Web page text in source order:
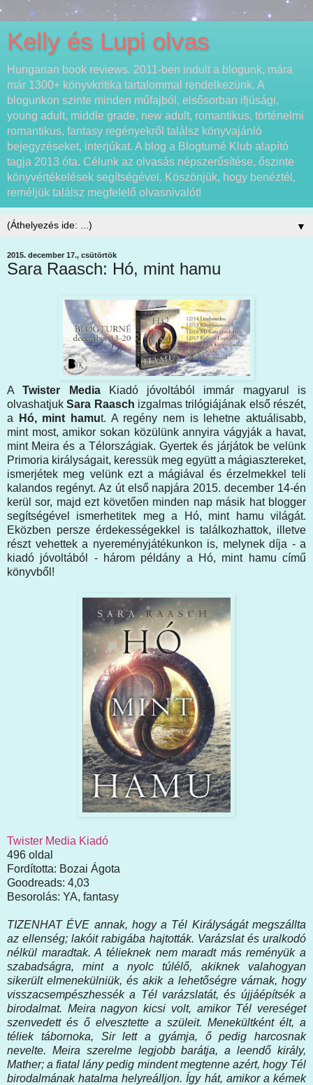
Kelly és Lupi olvas
Hungarian book reviews. 2011-ben indult a blogunk, mára
már 1300+ könyvkritika tartalommal rendelkezünk. A
blogunkon szinte minden műfajból, elsősorban ifjúsági,
young adult, middle grade, new adult, romantikus, történelmi
romantikus, fantasy regényekről találsz könyvajánló
bejegyzéseket, interjúkat. A blog a Blogturné Klub alapító
tagja 2013 óta. Célunk az olvasás népszerűsítése, őszinte
könyvértékelések segítségével. Köszönjük, hogy benéztél,
reméljük találsz megfelelő olvasnivalót!
▼
2015. december 17., csütörtök
Sara Raasch: Hó, mint hamu
ATwister Media
Kiadó jóvoltából immár magyarul is
olvashatjukSara Raasch izgalmas trilógiájának első részét,
a
Hó, mint hamut. A regény nem is lehetne aktuálisabb,
mint most, amikor sokan közülünk annyira vágyják a havat,
mint Meira és a Télországiak. Gyertek és járjátok be velünk
Primoria királyságait, keressük meg együtt a mágiasztereket,
ismerjétek meg velünk ezt a mágiával és érzelmekkel teli
kalandos regényt. Az út első napjára 2015. december 14-én
kerül sor, majd ezt követően minden nap másik hat blogger
segítségével ismerhetitek meg a Hó, mint hamu világát.
Eközben persze érdekességekkel is találkozhattok, illetve
részt vehettek a nyereményjátékunkon is, melynek díja - a
kiadó jóvoltából - három példány a Hó, mint hamu című
könyvből!
Twister Media Kiadó
496 oldal
Fordította: Bozai Ágota
Goodreads: 4,03
Besorolás: YA, fantasy
TIZENHAT ÉVE annak, hogy a Tél Királyságát megszállta
az ellenség; lakóit rabigába hajtották. Varázslat és uralkodó
nélkül maradtak. A télieknek nem maradt más reményük a
szabadságra, mint a nyolc túlélő, akiknek valahogyan
sikerült elmenekülniük, és akik a lehetőségre várnak, hogy
visszacsempészhessék a Tél varázslatát, és újjáépítsék a
birodalmat. Meira nagyon kicsi volt, amikor Tél vereséget
szenvedett és ő elvesztette a szüleit. Menekültként élt, a
téliek tábornoka, Sir lett a gyámja, ő pedig harcosnak
nevelte. Meira szerelme legjobb barátja, a leendő király,
Mather; a fiatal lány pedig mindent megtenne azért, hogy Tél
birodalmának hatalma helyreálljon. Így hát, amikor a kémek